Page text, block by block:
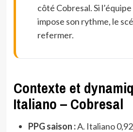
côté Cobresal. Si
impose son rythme, le
refermer.
Contexte et
Italiano – Cobresal
PPG saison :A. Italiano